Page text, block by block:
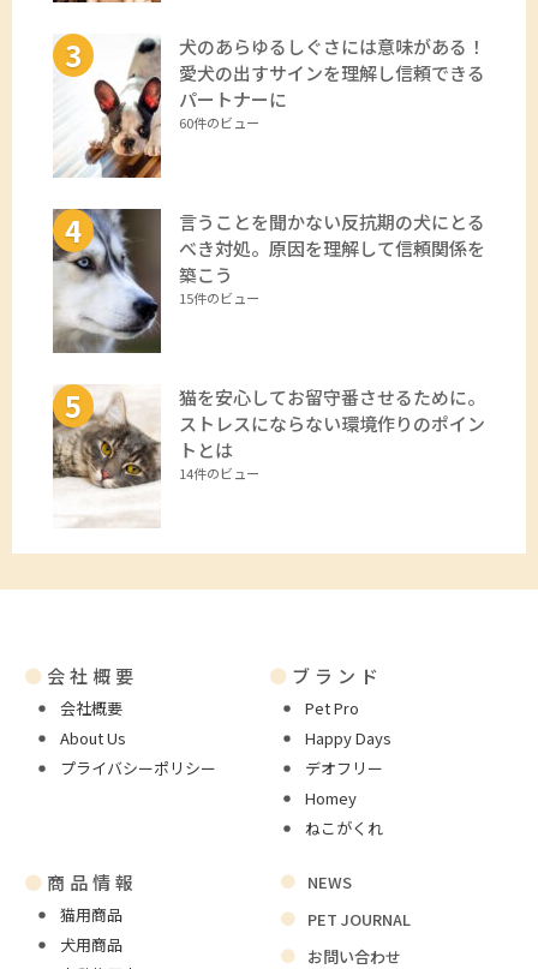
犬のあらゆるしぐさには意味がある！
愛犬の出すサインを理解し信頼できる
パートナーに
60件のビュー
言うことを聞かない反抗期の犬にとる
べき対処。原因を理解して信頼関係を
築こう
15件のビュー
猫を安心してお留守番させるために。
ストレスにならない環境作りのポイン
トとは
14件のビュー
● 会社概要
会社概要
About Us
プライバシーポリシー
● ブランド
Pet Pro
Happy Days
デオフリー
Homey
ねこがくれ
● 商品情報
猫用商品
犬用商品
NEWS
PET JOURNAL
お問い合わせ